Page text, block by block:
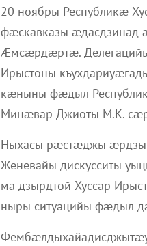
20 ноябры Республикæ
фæскавказы
Æмсæрдæртæ.
Ирыстоны
кæныны фæдыл
Минæвар Джиоты М.К.
Ныхасы рæстæджы
Женевайы дискусситы
ма дзырдтой Хуссар
ныры ситуацийы фæдыл